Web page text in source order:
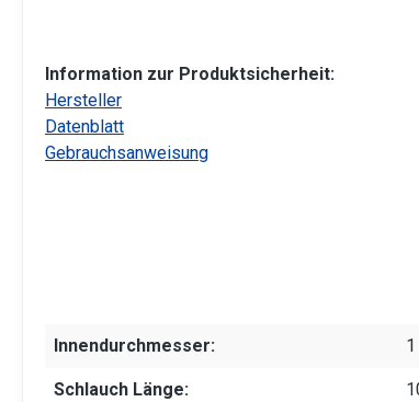
Information zur Produktsicherheit:
Hersteller
Datenblatt
Gebrauchsanweisung
Innendurchmesser:
Schlauch Länge: